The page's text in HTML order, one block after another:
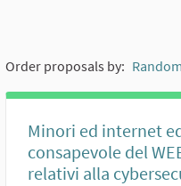
Order proposals by: Random
Minori ed internet
consapevole del
relativi alla